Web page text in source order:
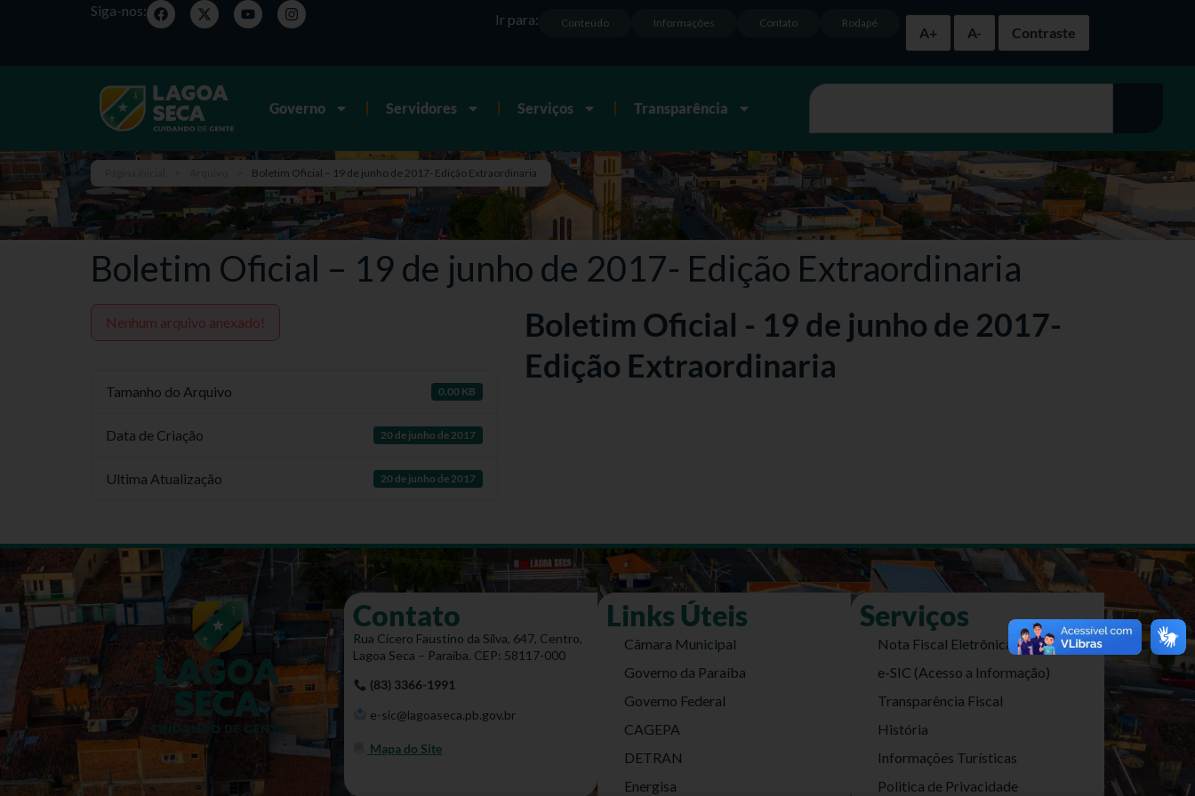
Siga-nos:
A+
A- Contraste
Rodapé
Contato
Informações
Conteúdo
Ir para:
Governo Servidores Serviços Transparência
Boletim Oficial – 19 de junho de 2017- Edição Extraordinaria
Boletim Oficial – 19 de junho de 2017- Edição Extraordinaria
Nenhum arquivo anexado!
Tamanho do Arquivo 0.00 KB
Data de Criação 20 de junho de 2017
Ultima Atualização 20 de junho de 2017
Boletim Oficial - 19 de junho de 2017-
Edição Extraordinaria
Contato
Rua Cícero Faustino da Silva, 647, Centro,
Lagoa Seca – Paraíba. CEP: 58117-000
(83) 3366-1991
e-sic@lagoaseca.pb.gov.br
Mapa do Site
Links Úteis
Câmara Municipal
Governo da Paraíba
Governo Federal
CAGEPA
DETRAN
Energisa
Serviços
Nota Fiscal Eletrônica
e-SIC (Acesso a Informação)
Transparência Fiscal
História
Informações Turísticas
Politica de Privacidade